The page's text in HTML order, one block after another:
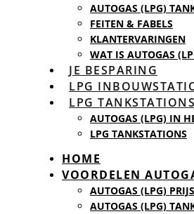
AUTOGAS (LPG)
FEITEN & FABELS
KLANTERVARINGEN
WAT IS AUTOGAS
JE BESPARING
LPG
LPG TANKSTATIONS
AUTOGAS (LPG) IN
LPG TANKSTATIONS
HOME
VOORDELEN
AUTOGAS (LPG) PRIJS
AUTOGAS (LPG)